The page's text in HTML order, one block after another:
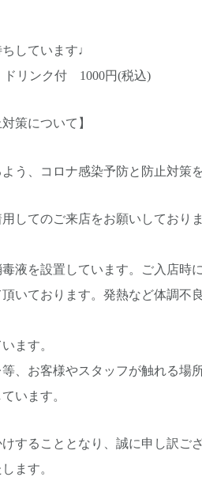
しています♩
リンク付 1000円(税込)
策について】
う、コロナ感染予防と防止対策
用してのご来店をお願いしてお
液を設置しています。ご入店時
いております。発熱など体調不
ます。
、お客様やスタッフが触れる場
います。
することとなり、誠に申し訳ご
ます。